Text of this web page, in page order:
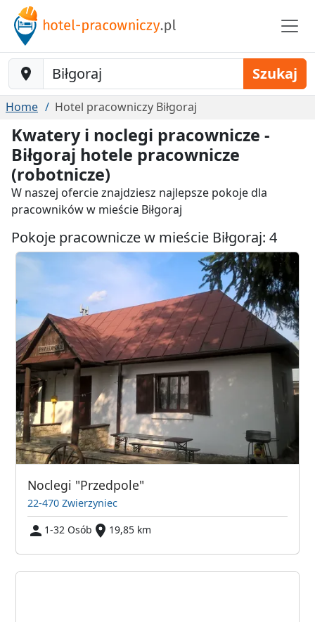
Baustelle-Location Szukaj
Home Hotel pracowniczy Biłgoraj
Kwatery i noclegi pracownicze -
Biłgoraj hotele pracownicze
(robotnicze)
W naszej ofercie znajdziesz najlepsze pokoje dla
pracowników w mieście Biłgoraj
Pokoje pracownicze w mieście Biłgoraj: 4
Noclegi "Przedpole"
22-470 Zwierzyniec
1-32 Osób
19,85 km